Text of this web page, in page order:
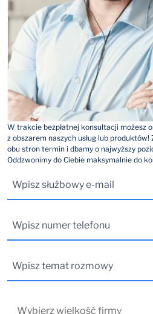
W trakcie bezpłatnej konsultacji możesz
z obszarem naszych usług lub
obu stron termin i dbamy o najwyższy
Oddzwonimy do Ciebie maksymalnie do